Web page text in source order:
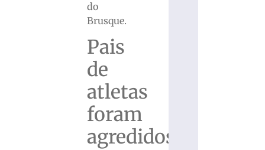
do
Brusque.
Pais
de
atletas
foram
agredidos